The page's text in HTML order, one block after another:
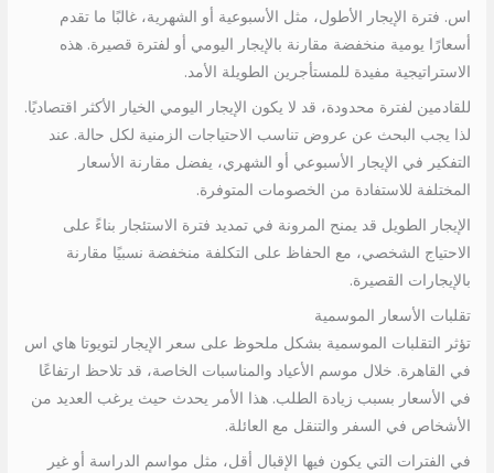
اس. فترة الإيجار الأطول، مثل الأسبوعية أو الشهرية، غالبًا ما تقدم
أسعارًا يومية منخفضة مقارنة بالإيجار اليومي أو لفترة قصيرة. هذه
الاستراتيجية مفيدة للمستأجرين الطويلة الأمد.
للقادمين لفترة محدودة، قد لا يكون الإيجار اليومي الخيار الأكثر اقتصاديًا.
لذا يجب البحث عن عروض تناسب الاحتياجات الزمنية لكل حالة. عند
التفكير في الإيجار الأسبوعي أو الشهري، يفضل مقارنة الأسعار
المختلفة للاستفادة من الخصومات المتوفرة.
الإيجار الطويل قد يمنح المرونة في تمديد فترة الاستئجار بناءً على
الاحتياج الشخصي، مع الحفاظ على التكلفة منخفضة نسبيًا مقارنة
بالإيجارات القصيرة.
تقلبات الأسعار الموسمية
تؤثر التقلبات الموسمية بشكل ملحوظ على سعر الإيجار لتويوتا هاي اس
في القاهرة. خلال موسم الأعياد والمناسبات الخاصة، قد تلاحظ ارتفاعًا
في الأسعار بسبب زيادة الطلب. هذا الأمر يحدث حيث يرغب العديد من
الأشخاص في السفر والتنقل مع العائلة.
في الفترات التي يكون فيها الإقبال أقل، مثل مواسم الدراسة أو غير